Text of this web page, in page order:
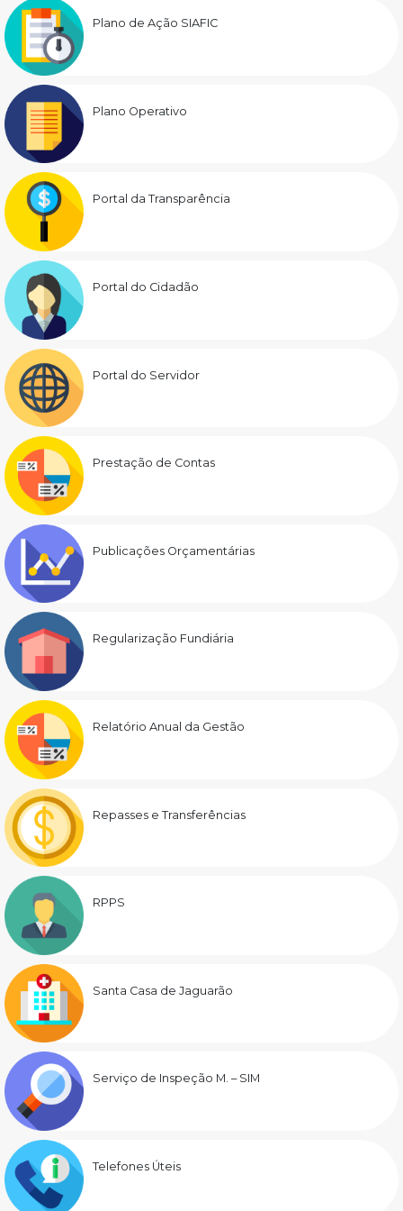
Plano de Ação SIAFIC
Plano Operativo
Portal da Transparência
Portal do Cidadão
Portal do Servidor
Prestação de Contas
Publicações Orçamentárias
Regularização Fundiária
Relatório Anual da Gestão
Repasses e Transferências
RPPS
Santa Casa de Jaguarão
Serviço de Inspeção M. – SIM
Telefones Úteis